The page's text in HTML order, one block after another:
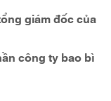
giám đốc của
công ty bao bì